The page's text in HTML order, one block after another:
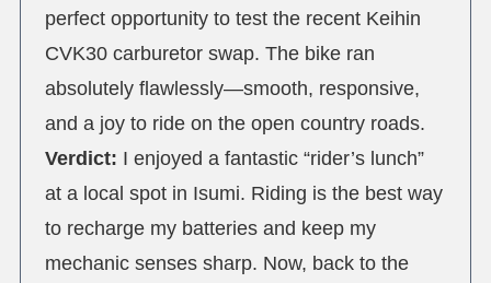
perfect opportunity to test the recent Keihin
CVK30 carburetor swap. The bike ran
absolutely flawlessly—smooth, responsive,
and a joy to ride on the open country roads.
Verdict: I enjoyed a fantastic “rider’s lunch”
at a local spot in Isumi. Riding is the best way
to recharge my batteries and keep my
mechanic senses sharp. Now, back to the